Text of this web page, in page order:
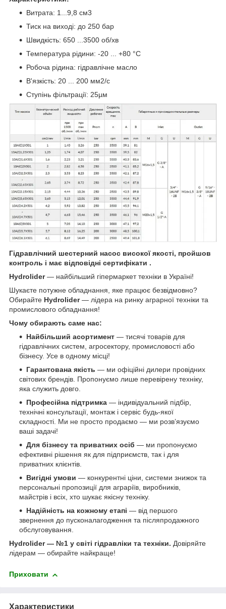
Витрата: 1...9,8 см3
Тиск на виході: до 250 бар
Швидкість: 650 ...3500 об/хв
Температура рідини: -20 ... +80 °C
Робоча рідина: гідравлічне масло
В'язкість: 20 ... 200 мм2/с
Ступінь фільтрації: 25µм
Гідравлічний шестерний насос високої якості, пройшов
контроль і має відповідні сертифікати .
Hydrolider— найбільший гіпермаркет техніки в Україні!
Шукаєте потужне обладнання, яке працює безвідмовно?
Обирайте Hydrolider— лідера на ринку аграрної техніки та
промислового обладнання!
Чому обирають саме нас:
Найбільший асортимент — тисячі товарів для
гідравлічних систем, агросектору, промисловості або
бізнесу. Усе в одному місці!
Гарантована якість — ми офіційні дилери провідних
світових брендів. Пропонуємо лише перевірену техніку,
яка служить довго.
Професійна підтримка — індивідуальний підбір,
технічні консультації, монтаж і сервіс будь-якої
складності. Ми не просто продаємо — ми розв’язуємо
ваші задачі!
Для бізнесу та приватних осіб — ми пропонуємо
ефективні рішення як для підприємств, так і для
приватних клієнтів.
Вигідні умови — конкурентні ціни, системи знижок та
персональні пропозиції для аграріїв, виробників,
майстрів і всіх, хто шукає якісну техніку.
Надійність на кожному етапі — від першого
звернення до пусконалагодження та післяпродажного
обслуговування.
Hydrolider — №1 у світі гідравліки та техніки. Довіряйте
лідерам — обирайте найкраще!
Приховати
Характеристики